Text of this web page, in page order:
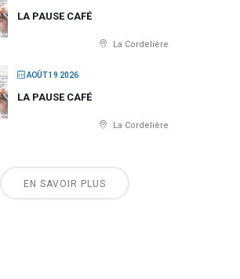
LA PAUSE CAFÉ
La Cordelière
AOÛT 19 2026
LA PAUSE CAFÉ
La Cordelière
EN SAVOIR PLUS